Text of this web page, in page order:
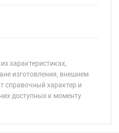
характеристиках,
изготовления, внешнем
справочный характер и
доступных к моменту